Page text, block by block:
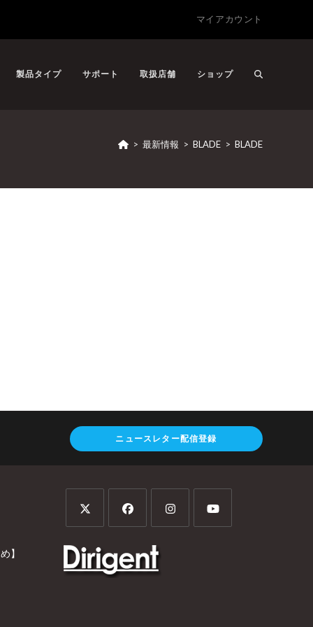
マイアカウント
製品タイプ サポート 取扱店舗 ショップ
> 最新情報 > BLADE > BLADE
ニュースレター配信登録
】